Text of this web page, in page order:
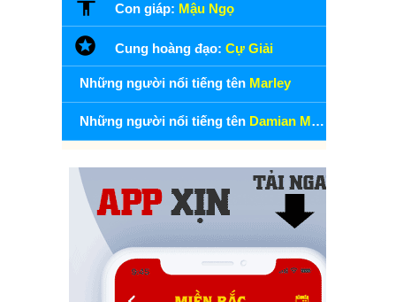
Con giáp: Mậu Ngọ
Cung hoàng đạo: Cự Giải
Những người nổi tiếng tên Marley
Những người nổi tiếng tên Damian Marley